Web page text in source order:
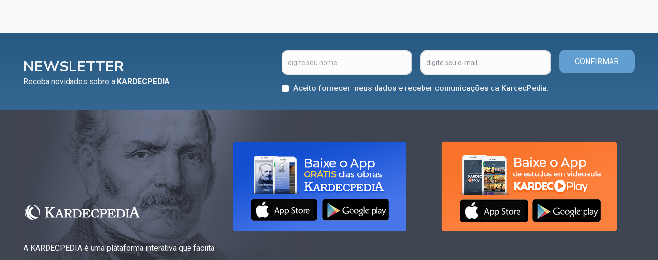
NEWSLETTER
Receba novidades sobre a KARDECPEDIA
CONFIRMAR
Aceito fornecer meus dados e receber comunicações da KardecPedia.
A KARDECPEDIA é uma plataforma interativa que faciita